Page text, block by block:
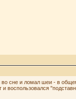
во сне и ломал шеи - в
воспользовался